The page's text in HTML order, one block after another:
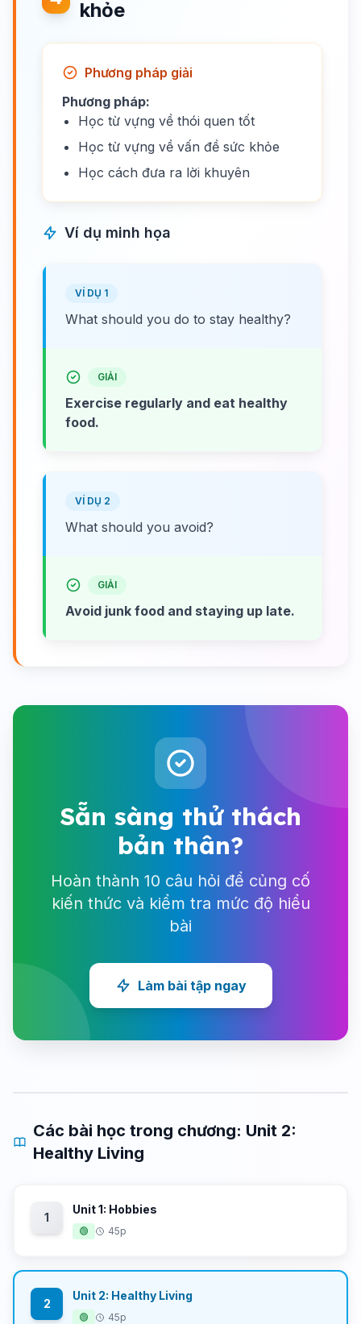
khỏe
Phương pháp giải
Phương pháp:
Học từ vựng về thói quen tốt
Học từ vựng về vấn đề sức khỏe
Học cách đưa ra lời khuyên
Ví dụ minh họa
VÍ DỤ 1
What should you do to stay healthy?
GIẢI
Exercise regularly and eat healthy
food.
VÍ DỤ 2
What should you avoid?
GIẢI
Avoid junk food and staying up late.
Sẵn sàng thử thách
bản thân?
Hoàn thành 10 câu hỏi để củng cố
kiến thức và kiểm tra mức độ hiểu
bài
Làm bài tập ngay
Các bài học trong chương: Unit 2:
Healthy Living
1
Unit 1: Hobbies
🟢 45p
2
Unit 2: Healthy Living
🟢 45p